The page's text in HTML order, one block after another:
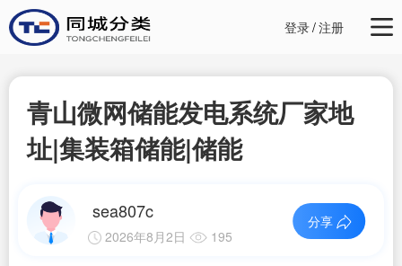
登录/注册
青山微网储能发电系统厂家地
址|集装箱储能|储能
sea807c
2026年8月2日 195
分享